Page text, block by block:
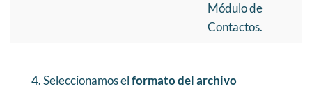
Módulo de
Contactos.
4. Seleccionamos elformato del archivo